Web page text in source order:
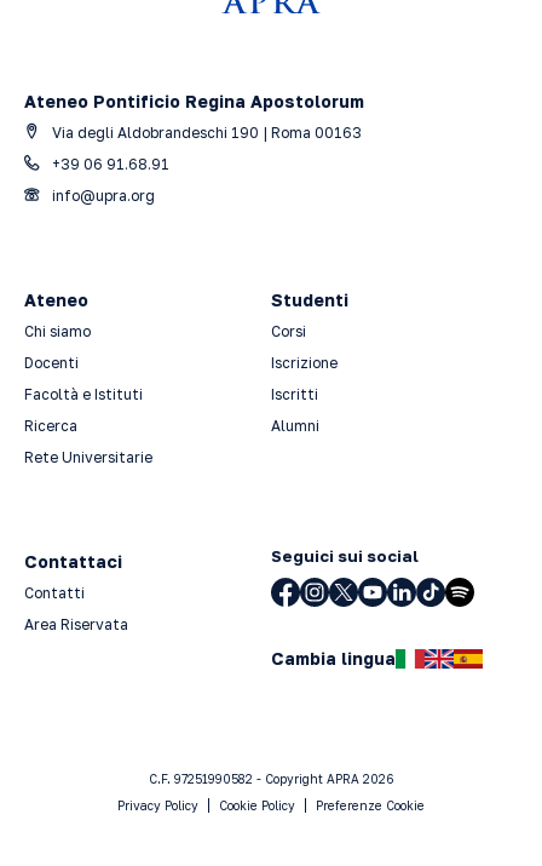
Ateneo Pontificio Regina Apostolorum
Via degli Aldobrandeschi 190 | Roma 00163
+39 06 91.68.91
info@upra.org
Ateneo
Chi siamo
Docenti
Facoltà e Istituti
Ricerca
Rete Universitarie
Studenti
Corsi
Iscrizione
Iscritti
Alumni
Contattaci
Contatti
Area Riservata
Seguici sui social
Cambia lingua
C.F. 97251990582 - Copyright APRA 2026
Privacy Policy
Cookie Policy Preferenze Cookie